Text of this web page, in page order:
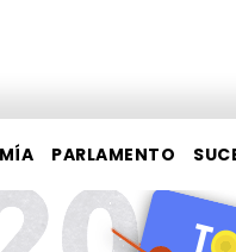
PARLAMENTO